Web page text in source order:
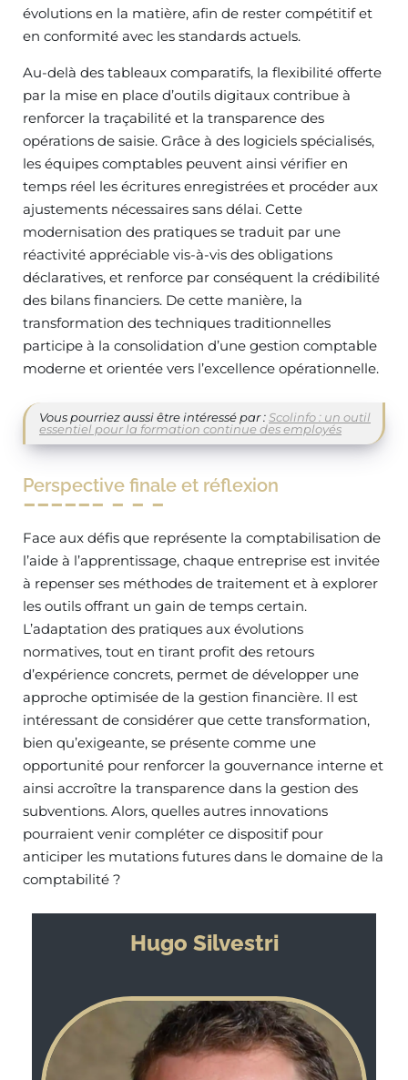
évolutions en la matière, afin de rester compétitif et
en conformité avec les standards actuels.
Au-delà des tableaux comparatifs, la flexibilité offerte
par la mise en place d’outils digitaux contribue à
renforcer la traçabilité et la transparence des
opérations de saisie. Grâce à des logiciels spécialisés,
les équipes comptables peuvent ainsi vérifier en
temps réel les écritures enregistrées et procéder aux
ajustements nécessaires sans délai. Cette
modernisation des pratiques se traduit par une
réactivité appréciable vis-à-vis des obligations
déclaratives, et renforce par conséquent la crédibilité
des bilans financiers. De cette manière, la
transformation des techniques traditionnelles
participe à la consolidation d’une gestion comptable
moderne et orientée vers l’excellence opérationnelle.
Vous pourriez aussi être intéressé par :Scolinfo : un outil
essentiel pour la formation continue des employés
Perspective finale et réflexion
Face aux défis que représente la comptabilisation de
l’aide à l’apprentissage, chaque entreprise est invitée
à repenser ses méthodes de traitement et à explorer
les outils offrant un gain de temps certain.
L’adaptation des pratiques aux évolutions
normatives, tout en tirant profit des retours
d’expérience concrets, permet de développer une
approche optimisée de la gestion financière. Il est
intéressant de considérer que cette transformation,
bien qu’exigeante, se présente comme une
opportunité pour renforcer la gouvernance interne et
ainsi accroître la transparence dans la gestion des
subventions. Alors, quelles autres innovations
pourraient venir compléter ce dispositif pour
anticiper les mutations futures dans le domaine de la
comptabilité ?
Hugo Silvestri